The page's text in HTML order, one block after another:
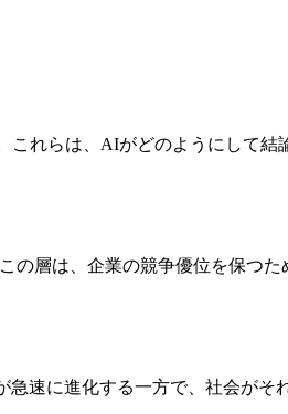
れらは、AIがどのようにして結
の層は、企業の競争優位を保つ
速に進化する一方で、社会がそ